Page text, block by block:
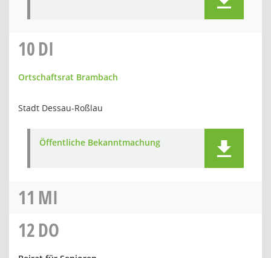
10DI
Ortschaftsrat Brambach
Stadt Dessau-Roßlau
Öffentliche Bekanntmachung
11 MI
12DO